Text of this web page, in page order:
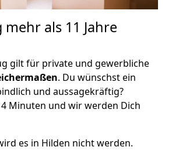
mehr als 11 Jahre
gilt für private und gewerbliche
. Du wünschst ein
und aussagekräftig?
Minuten und wir werden Dich
es in Hilden nicht werden.